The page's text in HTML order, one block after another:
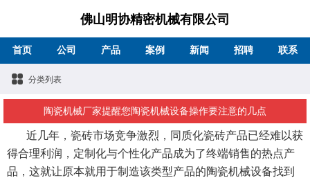
佛山明协精密机械有限公司
首页 公司 产品 案例 新闻 招聘 联系
分类列表
陶瓷机械厂家提醒您陶瓷机械设备操作要注意的几点
近几年，瓷砖市场竞争激烈，同质化瓷砖产品已经难以获
得合理利润，定制化与个性化产品成为了终端销售的热点产
品，这就让原本就用于制造该类型产品的陶瓷机械设备找到